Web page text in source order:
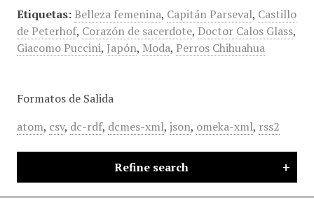
Etiquetas: Belleza femenina, Capitán Parseval, Castillo
de Peterhof, Corazón de sacerdote, Doctor Calos Glass,
Giacomo Puccini, Japón, Moda, Perros Chihuahua
Formatos de Salida
atom, csv, dc-rdf, dcmes-xml, json, omeka-xml, rss2
Refine search